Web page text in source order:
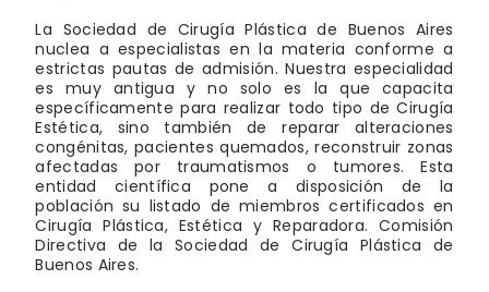
La Sociedad de Cirugía Plástica de Buenos Aires
nuclea a especialistas en la materia conforme a
estrictas pautas de admisión. Nuestra especialidad
es muy antigua y no solo es la que capacita
específicamente para realizar todo tipo de Cirugía
Estética, sino también de reparar alteraciones
congénitas, pacientes quemados, reconstruir zonas
afectadas por traumatismos o tumores. Esta
entidad científica pone a disposición de la
población su listado de miembros certificados en
Cirugía Plástica, Estética y Reparadora. Comisión
Directiva de la Sociedad de Cirugía Plástica de
Buenos Aires.